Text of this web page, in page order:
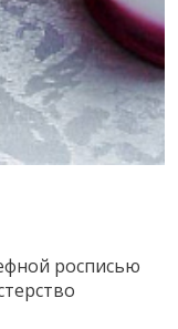
росписью